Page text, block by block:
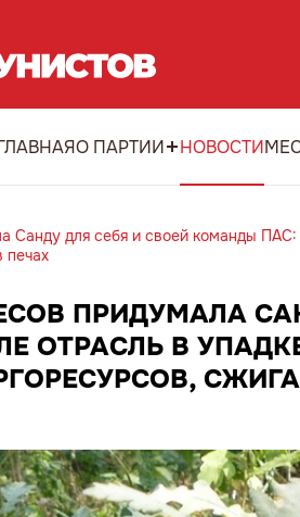
О ПАРТИИ НОВОСТИ
Санду для себя и своей команды
печах
ПРИДУМАЛА
ОТРАСЛЬ В